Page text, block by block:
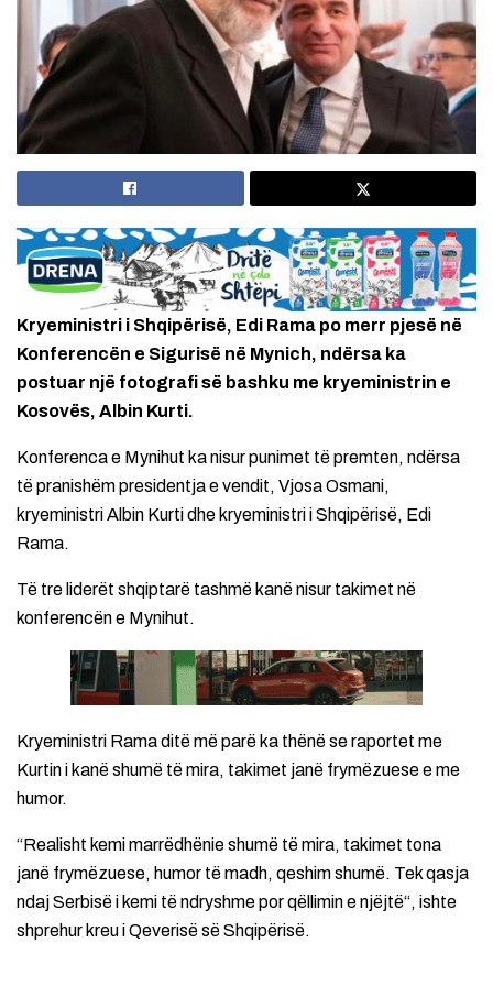
Kryeministri i Shqipërisë, Edi Rama po merr pjesë në
Konferencën e Sigurisë në Mynich, ndërsa ka
postuar një fotografi së bashku me kryeministrin e
Kosovës, Albin Kurti.
Konferenca e Mynihut ka nisur punimet të premten, ndërsa
të pranishëm presidentja e vendit, Vjosa Osmani,
kryeministri Albin Kurti dhe kryeministri i Shqipërisë, Edi
Rama.
Të tre liderët shqiptarë tashmë kanë nisur takimet në
konferencën e Mynihut.
Kryeministri Rama ditë më parë ka thënë se raportet me
Kurtin i kanë shumë të mira, takimet janë frymëzuese e me
humor.
“Realisht kemi marrëdhënie shumë të mira, takimet tona
janë frymëzuese, humor të madh, qeshim shumë. Tek qasja
ndaj Serbisë i kemi të ndryshme por qëllimin e njëjtë“, ishte
shprehur kreu i Qeverisë së Shqipërisë.